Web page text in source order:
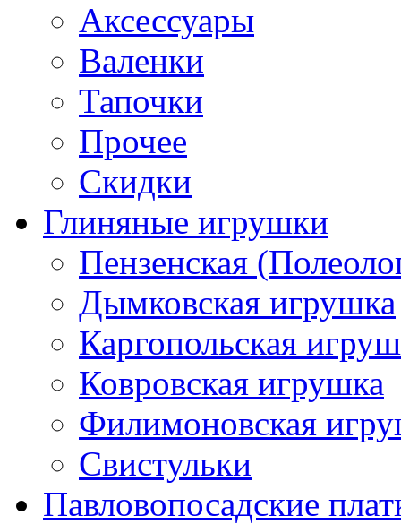
Аксессуары
Валенки
Тапочки
Прочее
Скидки
Глиняные игрушки
Пензенская
Дымковская игрушка
Каргопольская
Ковровская игрушка
Филимоновская
Свистульки
Павловопосадские